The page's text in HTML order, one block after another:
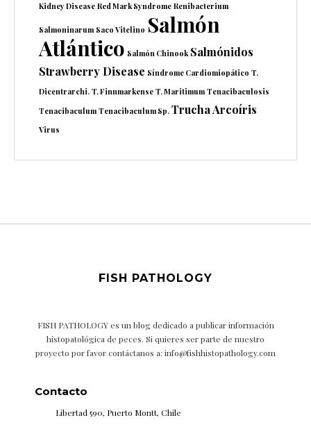
Kidney Disease Red Mark Syndrome Renibacterium
Salmoninarum Saco Vitelino Salmón
Atlántico Salmón Chinook Salmónidos
Strawberry Disease Síndrome Cardiomiopático T.
Dicentrarchi. T. Finnmarkense T. Maritimum Tenacibaculosis
Tenacibaculum Tenacibaculum Sp. Trucha Arcoíris
Virus
FISH PATHOLOGY
FISH PATHOLOGY es un blog dedicado a publicar información
histopatológica de peces. Si quieres ser parte de nuestro
proyecto por favor contáctanos a: info@fishhistopathology.com
Contacto
Libertad 590, Puerto Montt, Chile